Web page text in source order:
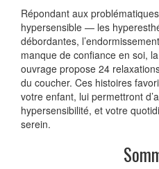
Répondant aux
hypersensible — les
débordantes,
manque de confiance en soi,
ouvrage propose 24
du coucher. Ces histoires
votre enfant, lui permettront
hypersensibilité, et votre
serein.